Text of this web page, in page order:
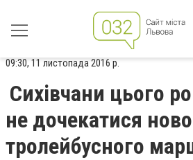
09:30, 11 листопада 2016 р.
Сихівчани цього
не дочекатися
тролейбусного